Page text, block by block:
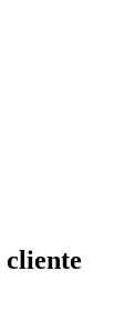
cliente